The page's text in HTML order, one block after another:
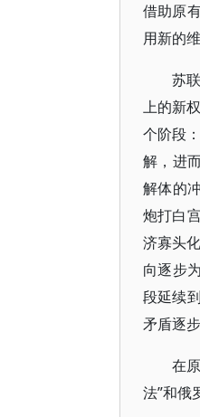
借助原
用新的
苏
上的新
个阶段
解，进
解体的
炮打白
济寡头
向逐步
段延续
矛盾逐
在
法”和俄